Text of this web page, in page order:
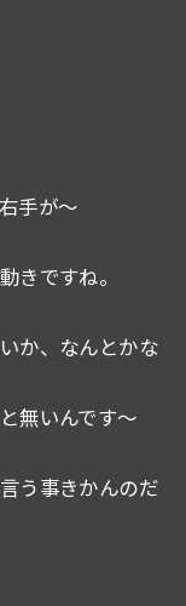
手が〜
きですね。
か、なんとかな
無いんです〜
う事きかんのだ